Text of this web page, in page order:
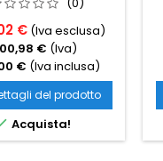
(0)
€ (Iva esclusa)
€ (Iva)
€ (Iva inclusa)
del prodotto
Acquista!